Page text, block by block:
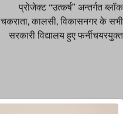
प्रोजेक्ट ‘‘उत्कर्ष’’ अन्तर्गत ब्लॉक
चकराता, कालसी, विकासनगर के सभी
सरकारी विद्यालय हुए फर्नीचयरयुक्त